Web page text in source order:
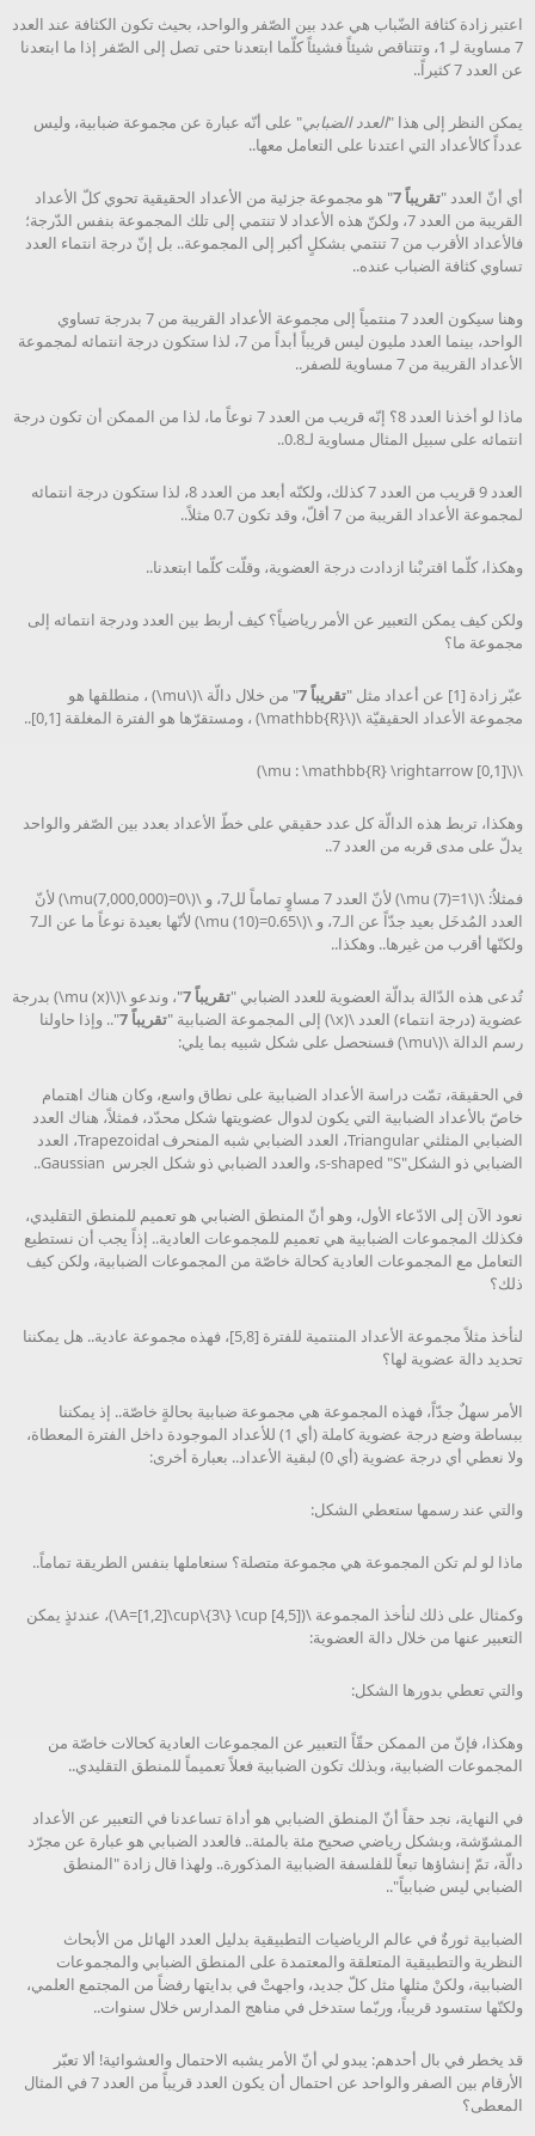
اعتبر زادة كثافة الضّباب هي عدد بين الصّفر والواحد، بحيث تكون الكثافة عند العدد
7 مساوية لـِ 1، وتتناقص شيئاً فشيئاً كلّما ابتعدنا حتى تصل إلى الصّفر إذا ما ابتعدنا
عن العدد 7 كثيراً..
يمكن النظر إلى هذا "العدد الضبابي" على أنّه عبارة عن مجموعة ضبابية، وليس
عدداً كالأعداد التي اعتدنا على التعامل معها..
أي أنّ العدد "تقريباً 7 " هو مجموعة جزئية من الأعداد الحقيقية تحوي كلّ الأعداد
القريبة من العدد 7، ولكنّ هذه الأعداد لا تنتمي إلى تلك المجموعة بنفس الدّرجة؛
فالأعداد الأقرب من 7 تنتمي بشكلٍ أكبر إلى المجموعة.. بل إنّ درجة انتماء العدد
تساوي كثافة الضباب عنده..
وهنا سيكون العدد 7 منتمياً إلى مجموعة الأعداد القريبة من 7 بدرجة تساوي
الواحد، بينما العدد مليون ليس قريباً أبداً من 7، لذا ستكون درجة انتمائه لمجموعة
الأعداد القريبة من 7 مساوية للصفر..
ماذا لو أخذنا العدد 8؟ إنّه قريب من العدد 7 نوعاً ما، لذا من الممكن أن تكون درجة
انتمائه على سبيل المثال مساوية لـ0.8..
العدد 9 قريب من العدد 7 كذلك، ولكنّه أبعد من العدد 8، لذا ستكون درجة انتمائه
لمجموعة الأعداد القريبة من 7 أقلّ، وقد تكون 0.7 مثلاً..
وهكذا، كلّما اقتربْنا ازدادت درجة العضوية، وقلّت كلّما ابتعدنا..
ولكن كيف يمكن التعبير عن الأمر رياضياً؟ كيف أربط بين العدد ودرجة انتمائه إلى
مجموعة ما؟
عبّر زادة [1] عن أعداد مثل " تقريباً 7
" من خلال دالّة \(\mu\) ، منطلقها هو
مجموعة الأعداد الحقيقيّة \(\mathbb{R}\) ، ومستقرّها هو الفترة المغلقة [0,1]..
\(\mu : \mathbb{R} \rightarrow [0,1]\)
وهكذا، تربط هذه الدالّة كل عدد حقيقي على خطّ الأعداد بعدد بين الصّفر والواحد
يدلّ على مدى قربه من العدد 7..
فمثلاُ: \(\mu (7)=1\) لأنّ العدد 7 مساوٍ تماماً لل7، و \(\mu(7,000,000)=0\) لأنّ
العدد المُدخَل بعيد جدّاً عن الـ7، و \(\mu (10)=0.65\) لأنّها بعيدة نوعاً ما عن الـ7
ولكنّها أقرب من غيرها.. وهكذا..
تُدعى هذه الدّالة بدالّة العضوية للعدد الضبابي "تقريباً 7
"، وندعو \(\mu (x)\) بدرجة
عضوية (درجة انتماء) العدد \(x\) إلى المجموعة الضبابية "
تقريباً 7 ".. وإذا حاولنا
رسم الدالة \(\mu\) فسنحصل على شكل شبيه بما يلي:
في الحقيقة، تمّت دراسة الأعداد الضبابية على نطاق واسع، وكان هناك اهتمام
خاصّ بالأعداد الضبابية التي يكون لدوال عضويتها شكل محدّد، فمثلاً، هناك العدد
الضبابي المثلثي Triangular، العدد الضبابي شبه المنحرف Trapezoidal، العدد
الضبابي ذو الشكل"s-shaped "S، والعدد الضبابي ذو شكل الجرس Gaussian..
نعود الآن إلى الادّعاء الأول، وهو أنّ المنطق الضبابي هو تعميم للمنطق التقليدي،
فكذلك المجموعات الضبابية هي تعميم للمجموعات العادية.. إذاً يجب أن نستطيع
التعامل مع المجموعات العادية كحالة خاصّة من المجموعات الضبابية، ولكن كيف
ذلك؟
لنأخذ مثلاً مجموعة الأعداد المنتمية للفترة [5,8]، فهذه مجموعة عادية.. هل يمكننا
تحديد دالة عضوية لها؟
الأمر سهلٌ جدّاً، فهذه المجموعة هي مجموعة ضبابية بحالةٍ خاصّة.. إذ يمكننا
ببساطة وضع درجة عضوية كاملة (أي 1) للأعداد الموجودة داخل الفترة المعطاة،
ولا نعطي أي درجة عضوية (أي 0) لبقية الأعداد.. بعبارة أخرى:
والتي عند رسمها ستعطي الشكل:
ماذا لو لم تكن المجموعة هي مجموعة متصلة؟ سنعاملها بنفس الطريقة تماماً..
وكمثال على ذلك لنأخذ المجموعة \(A=[1,2]\cup\{3\} \cup [4,5]\)، عندئذٍ يمكن
التعبير عنها من خلال دالة العضوية:
والتي تعطي بدورها الشكل:
وهكذا، فإنّ من الممكن حقّاً التعبير عن المجموعات العادية كحالات خاصّة من
المجموعات الضبابية، وبذلك تكون الضبابية فعلاً تعميماً للمنطق التقليدي..
في النهاية، نجد حقاً أنّ المنطق الضبابي هو أداة تساعدنا في التعبير عن الأعداد
المشوّشة، وبشكل رياضي صحيح مئة بالمئة.. فالعدد الضبابي هو عبارة عن مجرّد
دالّة، تمّ إنشاؤها تبعاً للفلسفة الضبابية المذكورة.. ولهذا قال زادة "المنطق
الضبابي ليس ضبابياً"..
الضبابية ثورةٌ في عالم الرياضيات التطبيقية بدليل العدد الهائل من الأبحاث
النظرية والتطبيقية المتعلقة والمعتمدة على المنطق الضبابي والمجموعات
الضبابية، ولكنْ مثلها مثل كلّ جديد، واجهتْ في بدايتها رفضاً من المجتمع العلمي،
ولكنّها ستسود قريباً، وربّما ستدخل في مناهج المدارس خلال سنوات..
قد يخطر في بال أحدهم: يبدو لي أنّ الأمر يشبه الاحتمال والعشوائية! ألا تعبّر
الأرقام بين الصفر والواحد عن احتمال أن يكون العدد قريباً من العدد 7 في المثال
المعطى؟